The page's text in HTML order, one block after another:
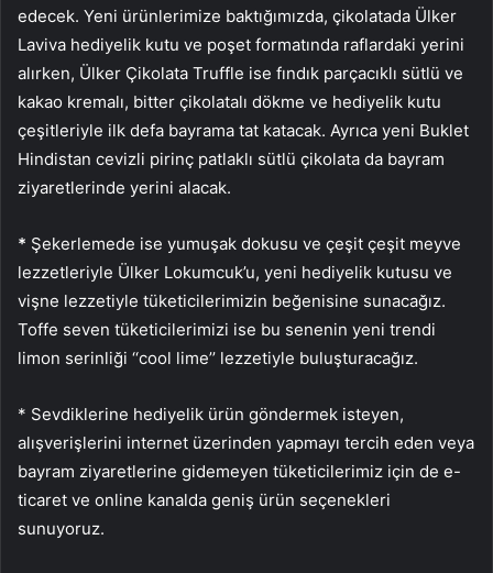
edecek. Yeni ürünlerimize baktığımızda, çikolatada Ülker
Laviva hediyelik kutu ve poşet formatında raflardaki yerini
alırken, Ülker Çikolata Truffle ise fındık parçacıklı sütlü ve
kakao kremalı, bitter çikolatalı dökme ve hediyelik kutu
çeşitleriyle ilk defa bayrama tat katacak. Ayrıca yeni Buklet
Hindistan cevizli pirinç patlaklı sütlü çikolata da bayram
ziyaretlerinde yerini alacak.
* Şekerlemede ise yumuşak dokusu ve çeşit çeşit meyve
lezzetleriyle Ülker Lokumcuk’u, yeni hediyelik kutusu ve
vişne lezzetiyle tüketicilerimizin beğenisine sunacağız.
Toffe seven tüketicilerimizi ise bu senenin yeni trendi
limon serinliği ‘‘cool lime’’ lezzetiyle buluşturacağız.
* Sevdiklerine hediyelik ürün göndermek isteyen,
alışverişlerini internet üzerinden yapmayı tercih eden veya
bayram ziyaretlerine gidemeyen tüketicilerimiz için de e-
ticaret ve online kanalda geniş ürün seçenekleri
sunuyoruz.